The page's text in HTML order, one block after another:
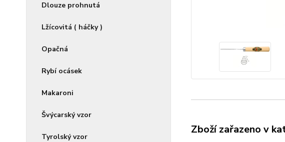
Dlouze prohnutá
Lžícovitá ( háčky )
Opačná
Rybí ocásek
Makaroni
Švýcarský vzor
Tyrolský vzor
Zboží zařazeno v